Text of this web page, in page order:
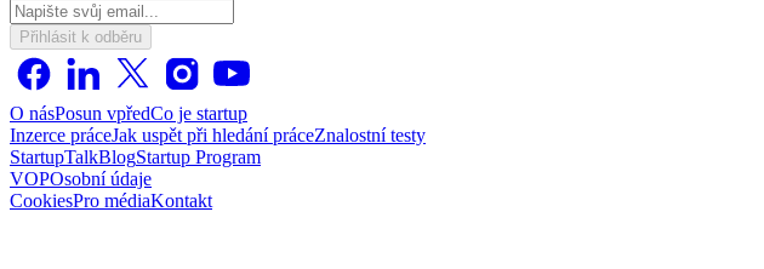
Přihlásit k odběru
O násPosun vpředCo je startup
Inzerce práceJak uspět při hledání práceZnalostní testy
StartupTalkBlogStartup Program
VOPOsobní údaje
CookiesPro médiaKontakt